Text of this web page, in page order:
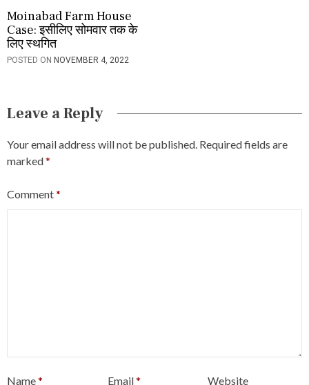
Moinabad Farm House
Case: इसीलिए सोमवार तक के
लिए स्थगित
POSTED ON NOVEMBER 4, 2022
Leave a Reply
Your email address will not be published. Required fields are
marked*
Comment*
Name* Email* Website